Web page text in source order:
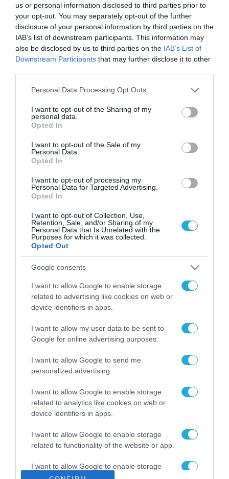
us or personal information disclosed to third parties prior to
your opt-out. You may separately opt-out of the further
disclosure of your personal information by third parties on the
IAB’s list of downstream participants. This information may
also be disclosed by us to third parties on the IAB’s List of
Downstream Participants that may further disclose it to other
Please note that this website/app uses one or more Google
not limited to your visit or usage behaviour. You may click to
grant or deny consent to Google and its third-party tags to
use your data for below specified purposes in below Google
consent section.
Personal Data Processing Opt Outs
I want to opt-out of the Sharing of my
personal data.
Opted In
I want to opt-out of the Sale of my
Personal Data.
Opted In
I want to opt-out of processing my
Personal Data for Targeted Advertising.
Opted In
I want to opt-out of Collection, Use,
Retention, Sale, and/or Sharing of my
Personal Data that Is Unrelated with the
Purposes for which it was collected.
Opted Out
Google consents
I want to allow Google to enable storage
related to advertising like cookies on web or
device identifiers in apps.
I want to allow my user data to be sent to
Google for online advertising purposes.
I want to allow Google to send me
personalized advertising.
I want to allow Google to enable storage
related to analytics like cookies on web or
device identifiers in apps.
I want to allow Google to enable storage
related to functionality of the website or app.
I want to allow Google to enable storage
related to personalization.
ΡΟΗ ΕΙΔΗΣΕΩΝ
Το χρηματοδοτούμενο
από την ΕΕ έργο “The
Gaming Police”
ενισχύει την ασφάλεια
των παιδιών στο
διαδίκτυο
31.07.2026
ΑΑΔΕ: Διευκρινίσεις
για τα πρόστιμα σε
αφορούν τους ΦΗΜ
Σ. Καλαφάτης: «Η
Τεχνητή Νοημοσύνη
δεν είναι απλώς μια
μια νέα βιομηχανική
επανάσταση»
Νέος οδηγός του ΕΚΤ
των ελληνικών